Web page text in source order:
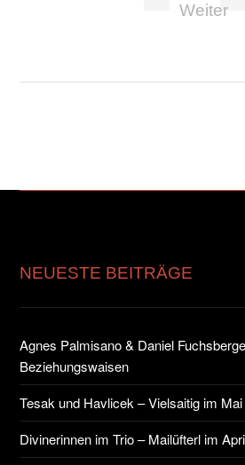
Weiter
NEUESTE BEITRÄGE
Agnes Palmisano & Daniel
Beziehungswaisen
Tesak und Havlicek – Vielsaitig im Mai
Divinerinnen im Trio – Mailüfterl im